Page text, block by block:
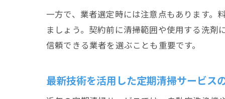
一方で、業者選定時には注意点もあります。
ましょう。契約前に清掃範囲や使用する洗
信頼できる業者を選ぶことも重要です。
最新技術を活用した定期清掃サービス